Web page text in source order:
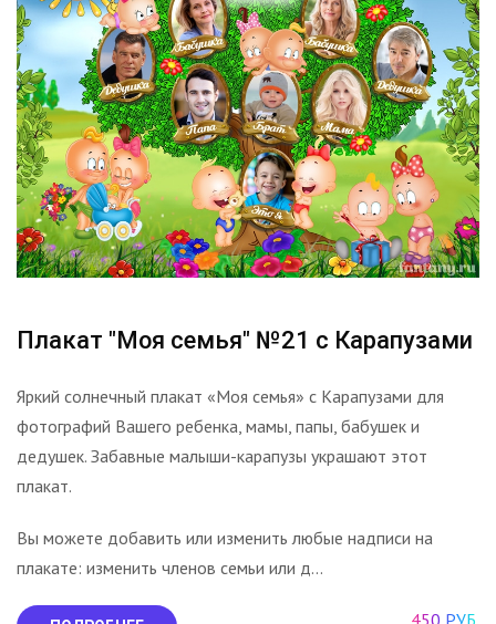
Плакат "Моя семья" №21 с Карапузами
Яркий солнечный плакат «Моя семья» с Карапузами для
фотографий Вашего ребенка, мамы, папы, бабушек и
дедушек. Забавные малыши-карапузы украшают этот
плакат.
Вы можете добавить или изменить любые надписи на
плакате: изменить членов семьи или д...
450 РУБ.